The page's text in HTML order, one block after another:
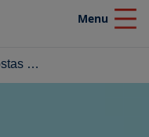
Menu
Close
Dor nas costas por carregar peso: causas e como evitar